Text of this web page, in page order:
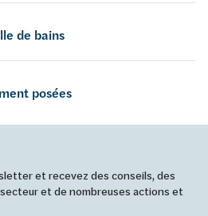
de bains
posées
et recevez des conseils, des
et de nombreuses actions et